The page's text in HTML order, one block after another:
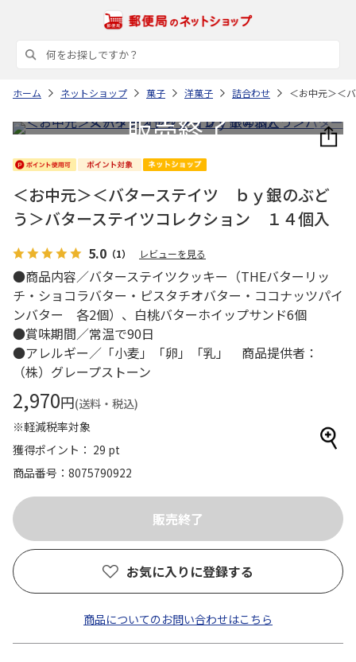
ホーム ネットショップ 菓子 洋菓子 詰合わせ ＜お中元＞＜
＜お中元＞＜バターステイツ ｂｙ銀のぶど
う＞バターステイツコレクション １４個入
5.0 （1） レビューを見る
●商品内容／バターステイツクッキー（THEバターリッ
チ・ショコラバター・ピスタチオバター・ココナッツパイ
ンバター 各2個）、白桃バターホイップサンド6個
●賞味期間／常温で90日
●アレルギー／「小麦」「卵」「乳」 商品提供者：
（株）グレープストーン
2,970円(送料・税込)
※軽減税率対象
獲得ポイント： 29 pt
商品番号
8075790922
お気に入りに登録する
商品についてのお問い合わせはこちら